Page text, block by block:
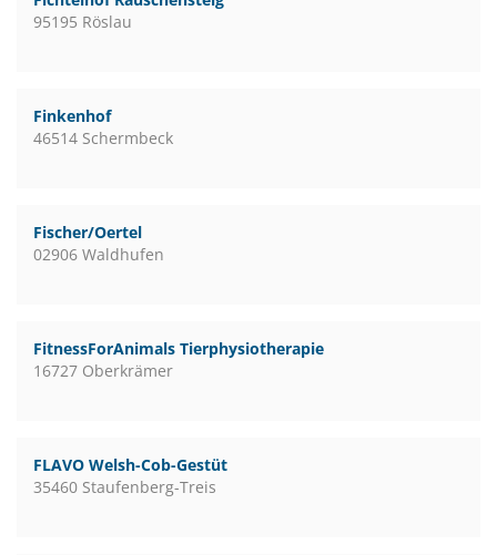
95195 Röslau
Finkenhof
46514 Schermbeck
Fischer/Oertel
02906 Waldhufen
FitnessForAnimals Tierphysiotherapie
16727 Oberkrämer
FLAVO Welsh-Cob-Gestüt
35460 Staufenberg-Treis